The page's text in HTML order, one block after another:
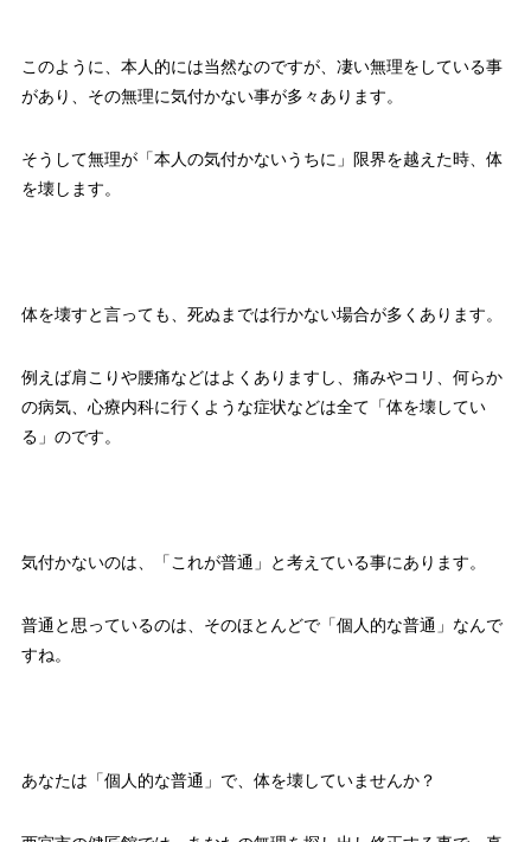
このように、本人的には当然なのですが、凄い無理をしている事
があり、その無理に気付かない事が多々あります。
そうして無理が「本人の気付かないうちに」限界を越えた時、体
を壊します。
体を壊すと言っても、死ぬまでは行かない場合が多くあります。
例えば肩こりや腰痛などはよくありますし、痛みやコリ、何らか
の病気、心療内科に行くような症状などは全て「体を壊してい
る」のです。
気付かないのは、「これが普通」と考えている事にあります。
普通と思っているのは、そのほとんどで「個人的な普通」なんで
すね。
あなたは「個人的な普通」で、体を壊していませんか？